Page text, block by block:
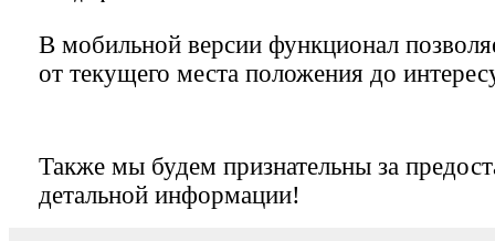
В мобильной версии функционал
от текущего места положения до
Также мы будем признательны за
детальной информации!